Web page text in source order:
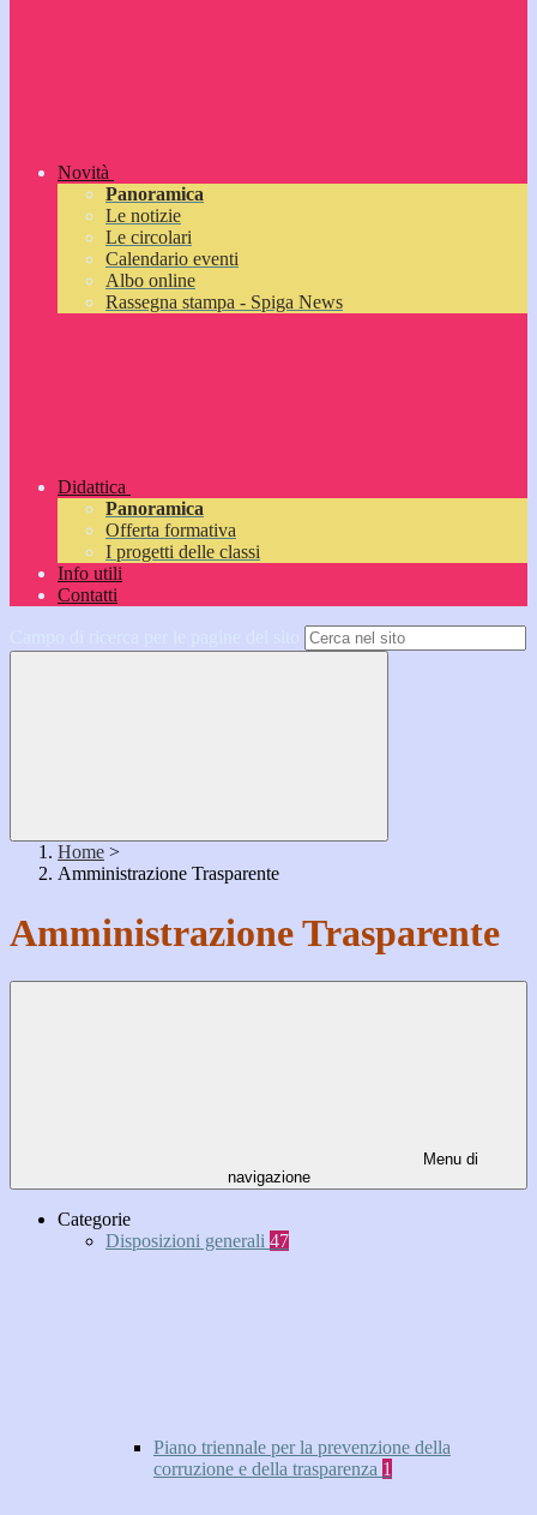
Novità
Panoramica
Le notizie
Le circolari
Calendario eventi
Albo online
Rassegna stampa - Spiga News
Didattica
Panoramica
Offerta formativa
I progetti delle classi
Info utili
Contatti
Home >
Amministrazione Trasparente
Amministrazione Trasparente
Menu di
navigazione
Categorie
Disposizioni generali 47
Piano triennale per la prevenzione della
corruzione e della trasparenza 1